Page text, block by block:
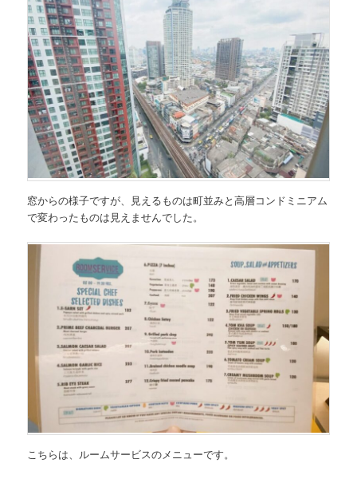
窓からの様子ですが、見えるものは町並みと高層コンドミニアム
で変わったものは見えませんでした。
こちらは、ルームサービスのメニューです。